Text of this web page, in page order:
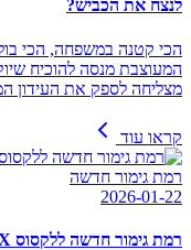
לנצח את הכביש?
המעוצבת מנסה להוכיח
מצליחה לספק את העידון
קראו עוד
רמת גימור חדשה
2026-01-22
רמת גימור חדשה ללקסוס LBX: מחיר החל מ-241,990 ש"ח